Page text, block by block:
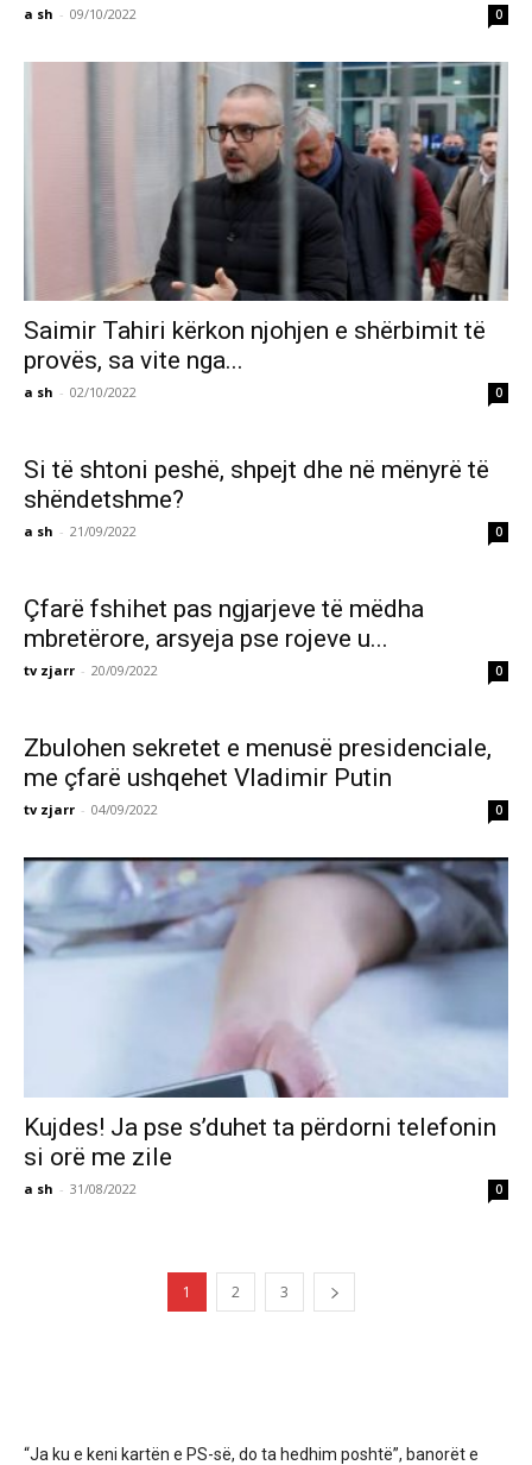
a sh - 09/10/2022 0
Saimir Tahiri kërkon njohjen e shërbimit të
provës, sa vite nga...
a sh - 02/10/2022 0
Si të shtoni peshë, shpejt dhe në mënyrë të
shëndetshme?
a sh - 21/09/2022 0
Çfarë fshihet pas ngjarjeve të mëdha
mbretërore, arsyeja pse rojeve u...
tv zjarr - 20/09/2022 0
Zbulohen sekretet e menusë presidenciale,
me çfarë ushqehet Vladimir Putin
tv zjarr - 04/09/2022 0
Kujdes! Ja pse s’duhet ta përdorni telefonin
si orë me zile
a sh - 31/08/2022 0
1 2 3
“Ja ku e keni kartën e PS-së, do ta hedhim poshtë”, banorët e